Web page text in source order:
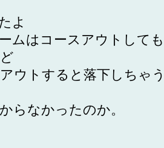
よ
ムはコースアウトして
ウトすると落下しちゃ
らなかったのか。